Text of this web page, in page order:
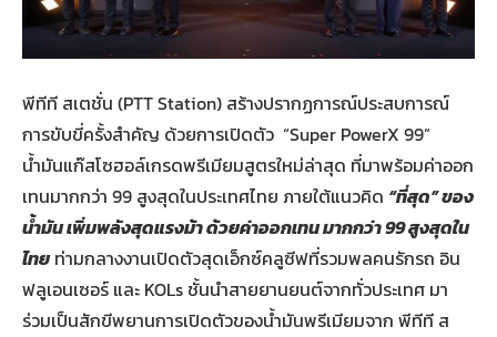
พีทีที สเตชั่น (PTT Station) สร้างปรากฏการณ์ประสบการณ์
การขับขี่ครั้งสำคัญ ด้วยการเปิดตัว “Super PowerX 99”
น้ำมันแก๊สโซฮอล์เกรดพรีเมียมสูตรใหม่ล่าสุด ที่มาพร้อมค่าออก
เทนมากกว่า 99 สูงสุดในประเทศไทย ภายใต้แนวคิด “ที่สุด” ของ
น้ำมัน เพิ่มพลังสุดแรงม้า ด้วยค่าออกเทน มากกว่า 99 สูงสุดใน
ไทยท่ามกลางงานเปิดตัวสุดเอ็กซ์คลูซีฟที่รวมพลคนรักรถ อิน
ฟลูเอนเซอร์ และ KOLs ชั้นนำสายยานยนต์จากทั่วประเทศ มา
ร่วมเป็นสักขีพยานการเปิดตัวของน้ำมันพรีเมียมจาก พีทีที ส